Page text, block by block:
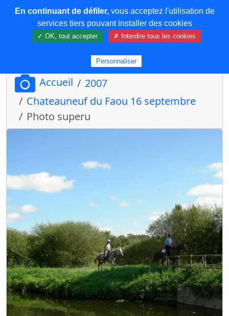
COREMA
Accueil
2007
Chateauneuf du Faou 16 septembre
Photo superu
En continuant de défiler,vous acceptez l'utilisation de
services tiers pouvant installer des cookies
✓ OK, tout accepter ✗ Interdire tous les cookies
Personnaliser